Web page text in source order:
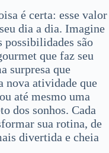
é certa: esse valor
dia a dia. Imagine
possibilidades são
que faz seu
surpresa que
nova atividade que
até mesmo uma
dos sonhos. Cada
sua rotina, de
divertida e cheia